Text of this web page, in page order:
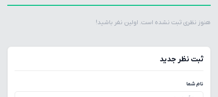
هنوز نظری ثبت نشده است. اولین نفر باشید!
ثبت نظر جدید
نام شما